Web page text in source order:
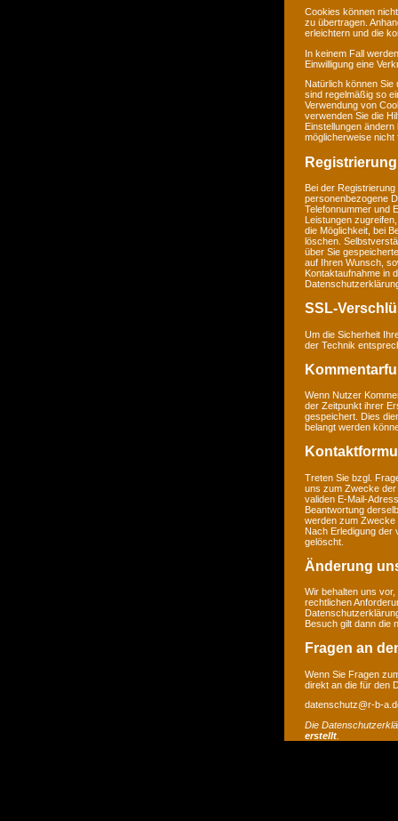
Cookies können
zu übertragen.
erleichtern und die
In keinem Fall
Einwilligung eine
Natürlich können
sind regelmäßig so
Verwendung von
verwenden Sie die
Einstellungen
möglicherweise nicht
Bei der
personenbezogene
Telefonnummer und
Leistungen
die Möglichkeit, bei
löschen.
über Sie
auf Ihren Wunsch,
Kontaktaufnahme in
SSL-
Um die Sicherheit
der Technik
Wenn Nutzer
der Zeitpunkt ihrer
gespeichert. Dies
belangt werden
Treten Sie bzgl.
uns zum Zwecke der
validen E-Mail-
Beantwortung
werden zum Zwecke
Nach Erledigung der
gelöscht.
Änderung
Wir behalten uns
rechtlichen
Besuch gilt dann die
Fragen an
Wenn Sie Fragen
direkt an die für den
datenschutz@r-b-
Die
erstellt